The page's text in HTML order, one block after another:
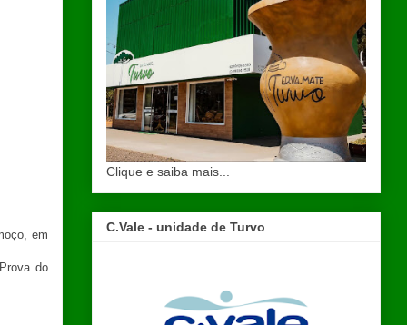
em
do
Clique e saiba mais...
C.Vale - unidade de Turvo